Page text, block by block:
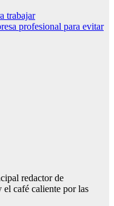
trabajar
profesional para evitar
redactor de
el café caliente por las